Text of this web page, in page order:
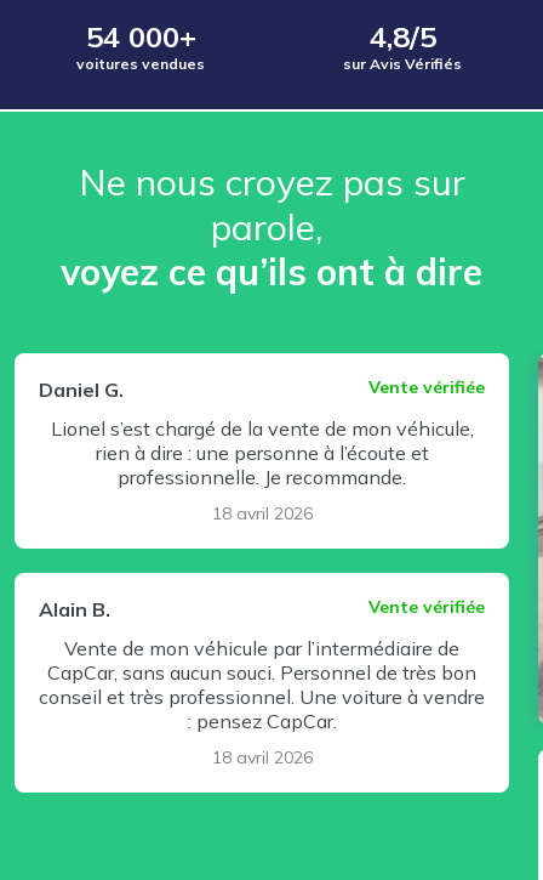
54 000+
voitures vendues
4,8/5
sur Avis Vérifiés
Ne nous croyez pas sur
parole, ️
voyez ce qu’ils ont à dire
Daniel G.
Vente vérifiée
Lionel s’est chargé de la vente de mon véhicule,
rien à dire : une personne à l’écoute et
professionnelle. Je recommande.
18 avril 2026
Alain B. Vente vérifiée
Vente de mon véhicule par l’intermédiaire de
CapCar, sans aucun souci. Personnel de très bon
conseil et très professionnel. Une voiture à vendre
: pensez CapCar.
18 avril 2026